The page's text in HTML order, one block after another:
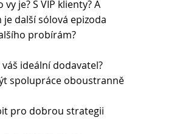
je? S VIP klienty? A
další sólová epizoda
probírám?
váš ideální dodavatel?
spolupráce oboustranně
pro dobrou strategii